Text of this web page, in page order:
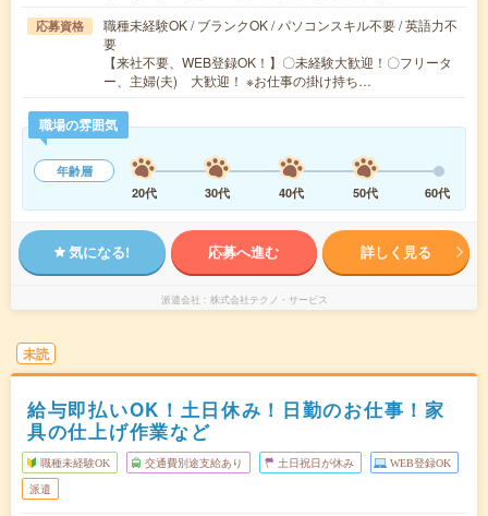
応募資格
職種未経験OK / ブランクOK / パソコンスキル不要 / 英語力不
要
【来社不要、WEB登録OK！】〇未経験大歓迎！〇フリータ
ー、主婦(夫) 大歓迎！ ※お仕事の掛け持ち…
職場の雰囲気
年齢層
20代
30代 40代 50代 60代
気になる! 応募へ進む 詳しく見る
派遣会社 株式会社テクノ・サービス
未読
給与即払いOK！土日休み！日勤のお仕事！家
具の仕上げ作業など
職種未経験OK 交通費別途支給あり 土日祝日が休み WEB登録OK
派遣